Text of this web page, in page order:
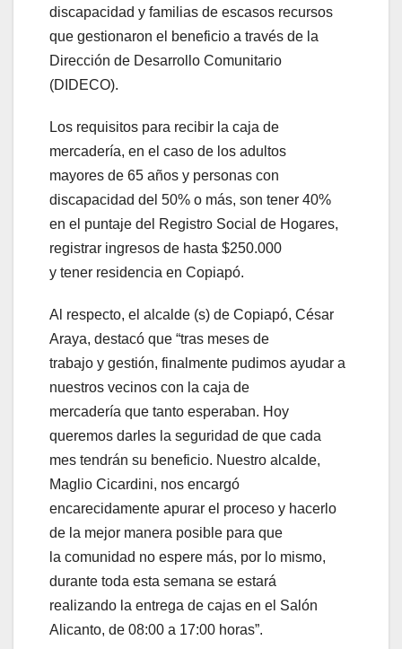
discapacidad y familias de escasos recursos
que gestionaron el beneficio a través de la
Dirección de Desarrollo Comunitario
(DIDECO).
Los requisitos para recibir la caja de
mercadería, en el caso de los adultos
mayores de 65 años y personas con
discapacidad del 50% o más, son tener 40%
en el puntaje del Registro Social de Hogares,
registrar ingresos de hasta $250.000
y tener residencia en Copiapó.
Al respecto, el alcalde (s) de Copiapó, César
Araya, destacó que “tras meses de
trabajo y gestión, finalmente pudimos ayudar a
nuestros vecinos con la caja de
mercadería que tanto esperaban. Hoy
queremos darles la seguridad de que cada
mes tendrán su beneficio. Nuestro alcalde,
Maglio Cicardini, nos encargó
encarecidamente apurar el proceso y hacerlo
de la mejor manera posible para que
la comunidad no espere más, por lo mismo,
durante toda esta semana se estará
realizando la entrega de cajas en el Salón
Alicanto, de 08:00 a 17:00 horas”.